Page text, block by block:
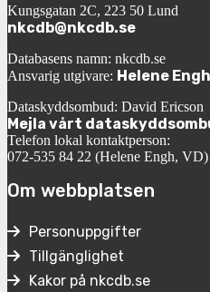
Kungsgatan 2C, 223 50 Lund
nkcdb@nkcdb.se
Databasens namn: nkcdb.se
Ansvarig utgivare: Helene Engh
Dataskyddsombud: David Ericson
Mejla vårt
Telefon lokal kontaktperson:
072-535 84 22 (Helene Engh, VD)
Om webbplatsen
Personuppgifter
Tillgänglighet
Kakor på nkcdb.se